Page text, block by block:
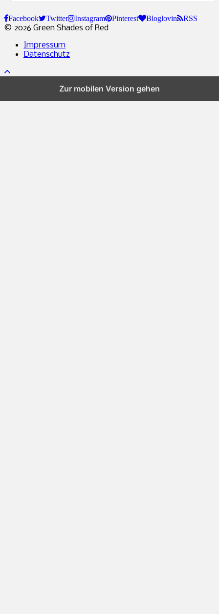
Facebook Twitter Instagram Pinterest Bloglovin RSS
© 2026 Green Shades of Red
Impressum
Datenschutz
Zur mobilen Version gehen